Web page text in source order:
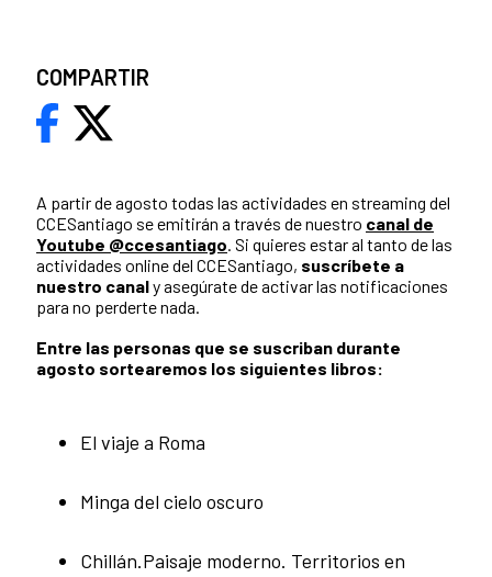
A partir de agosto todas las actividades en streaming del
CCESantiago se emitirán a través de nuestro canal de
Youtube @ccesantiago. Si quieres estar al tanto de las
actividades online del CCESantiago, suscríbete a
nuestro canaly asegúrate de activar las notificaciones
para no perderte nada.
Entre las personas que se suscriban durante
agosto sortearemos los siguientes libros:
El viaje a Roma
Minga del cielo oscuro
Chillán.Paisaje moderno. Territorios en
COMPARTIR